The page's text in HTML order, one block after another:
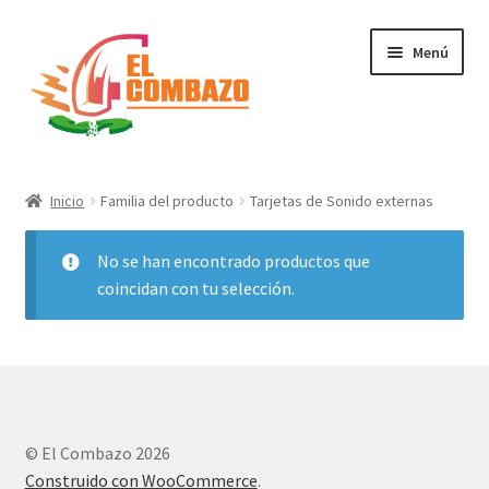
Menú
DJ, Audio e Iluminación PRO
Grabación de Audio & Video
Marcas
Inicio Familia del producto Tarjetas de Sonido externas
No se han encontrado productos que
coincidan con tu selección.
© El Combazo 2026
Construido con WooCommerce.